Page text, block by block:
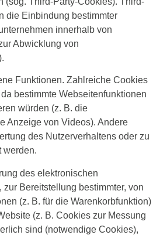
die Einbindung bestimmter
innerhalb von
Abwicklung von
Funktionen. Zahlreiche Cookies
bestimmte Webseitenfunktionen
würden (z. B. die
Anzeige von Videos). Andere
des Nutzerverhaltens oder zu
werden.
des elektronischen
Bereitstellung bestimmter, von
(z. B. für die Warenkorbfunktion)
(z. B. Cookies zur Messung
sind (notwendige Cookies),